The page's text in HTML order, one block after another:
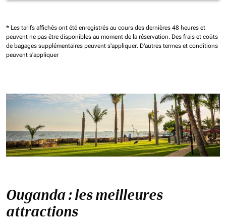
* Les tarifs affichés ont été enregistrés au cours des dernières 48 heures et
peuvent ne pas être disponibles au moment de la réservation. Des frais et coûts
de bagages supplémentaires peuvent s'appliquer. D'autres termes et conditions
peuvent s'appliquer
Ouganda : les meilleures
attractions